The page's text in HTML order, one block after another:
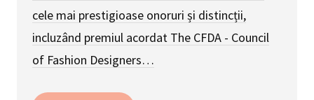
cele mai prestigioase onoruri și distincții,
incluzând premiul acordat The CFDA - Council
of Fashion Designers…